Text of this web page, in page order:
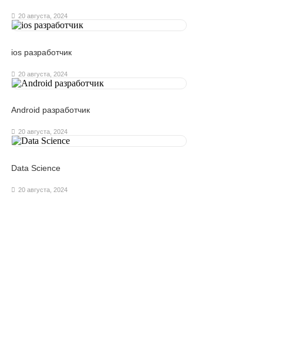
20 августа, 2024
ios разработчик
20 августа, 2024
Android разработчик
20 августа, 2024
Data Science
20 августа, 2024